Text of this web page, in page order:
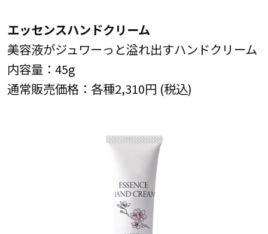
エッセンスハンドクリーム
美容液がジュワーっと溢れ出すハンドクリーム
内容量：45g
通常販売価格：各種2,310円 (税込)